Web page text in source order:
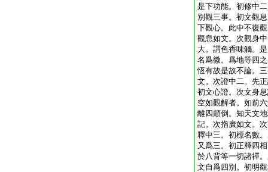
是下功能。初修中
別觀三事。初文觀
下觀心。此中不復
觀息如文。次觀身
大。謂色香味觸。
名爲微。爲地等四
恆有故是故不論。
文。次證中二。先
初文心證。次文身
空如觀解者。如前
離四顛倒。知天文
記。次指廣如文。
釋中三。初標名數
又爲三。初正釋四
於八背等一切諸禪
文自爲四別。初明